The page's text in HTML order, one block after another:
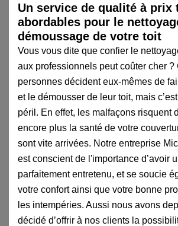
Un service de qualité à prix
abordables pour le
démoussage de votre toit
Vous vous dite que confier le
aux professionnels peut coûter cher ?
personnes décident eux-mêmes de
et le démousser de leur toit, mais
péril. En effet, les malfaçons risquent
encore plus la santé de votre
sont vite arrivées. Notre entreprise
est conscient de l'importance d’avoir
parfaitement entretenu, et se soucie
votre confort ainsi que votre bonne
les intempéries. Aussi nous avons
décidé d’offrir à nos clients la